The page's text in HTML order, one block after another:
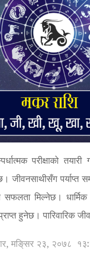
परीक्षाको तयारी
जीवनसाथीसँग पर्याप्त
मिल्नेछ। धार्मिक
हुनेछ। पारिवारिक
मङि्सर २३, २०७८